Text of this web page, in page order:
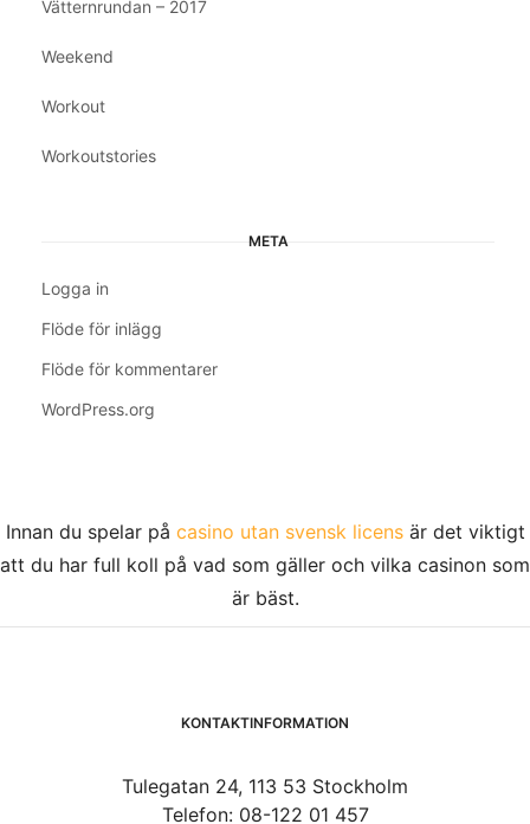
Vätternrundan – 2017
Weekend
Workout
Workoutstories
META
Logga in
Flöde för inlägg
Flöde för kommentarer
WordPress.org
Innan du spelar på casino utan svensk licensär det viktigt
att du har full koll på vad som gäller och vilka casinon som
är bäst.
KONTAKTINFORMATION
Tulegatan 24, 113 53 Stockholm
Telefon: 08-122 01 457